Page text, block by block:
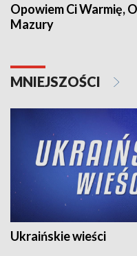
Opowiem Ci Warmię,
Mazury
MNIEJSZOŚCI
Ukraińskie wieści